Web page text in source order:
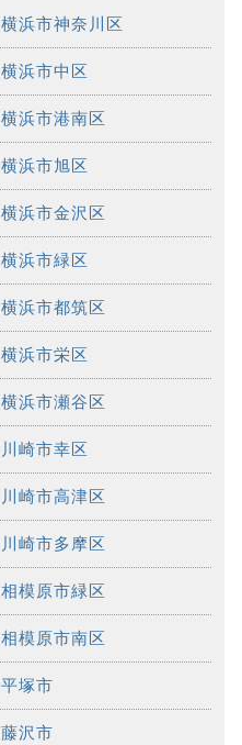
横浜市神奈川区
横浜市中区
横浜市港南区
横浜市旭区
横浜市金沢区
横浜市緑区
横浜市都筑区
横浜市栄区
横浜市瀬谷区
川崎市幸区
川崎市高津区
川崎市多摩区
相模原市緑区
相模原市南区
平塚市
藤沢市